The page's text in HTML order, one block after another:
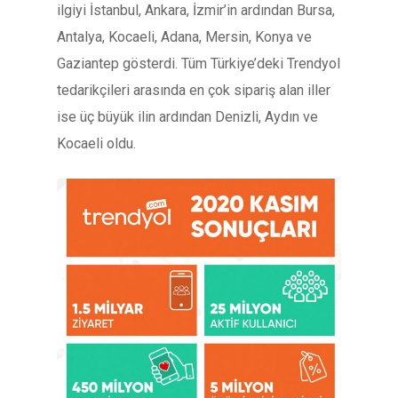
ilgiyi İstanbul, Ankara, İzmir’in ardından Bursa,
Antalya, Kocaeli, Adana, Mersin, Konya ve
Gaziantep gösterdi. Tüm Türkiye’deki Trendyol
tedarikçileri arasında en çok sipariş alan iller
ise üç büyük ilin ardından Denizli, Aydın ve
Kocaeli oldu.